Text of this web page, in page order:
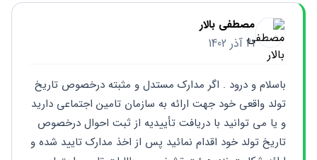
مصطفی بالار
21 آذر 1402